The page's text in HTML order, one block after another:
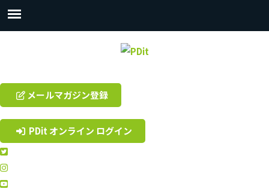
メールマガジン登録
PDit オンライン ログイン